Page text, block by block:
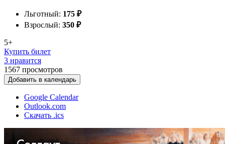
Льготный: 175 ₽
Взрослый: 350 ₽
5+
Купить билет
3 нравится
1567 просмотров
Добавить в календарь
Google Calendar
Outlook.com
Скачать .ics